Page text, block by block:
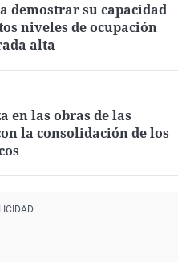
demostrar su capacidad
niveles de ocupación
alta
en las obras de las
la consolidación de los